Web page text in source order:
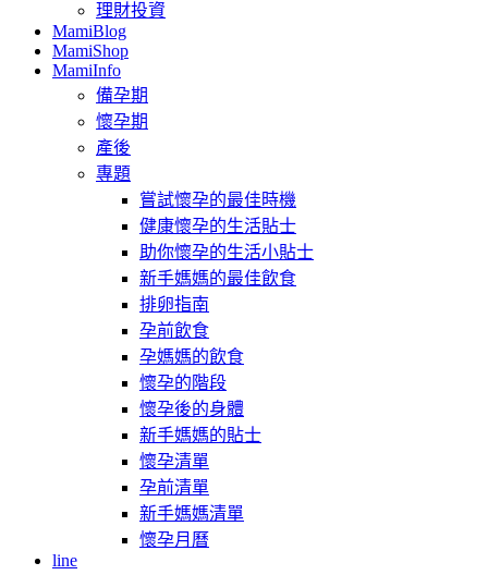
理財投資
MamiBlog
MamiShop
MamiInfo
備孕期
懷孕期
產後
專題
嘗試懷孕的最佳時機
健康懷孕的生活貼士
助你懷孕的生活小貼士
新手媽媽的最佳飲食
排卵指南
孕前飲食
孕媽媽的飲食
懷孕的階段
懷孕後的身體
新手媽媽的貼士
懷孕清單
孕前清單
新手媽媽清單
懷孕月曆
line